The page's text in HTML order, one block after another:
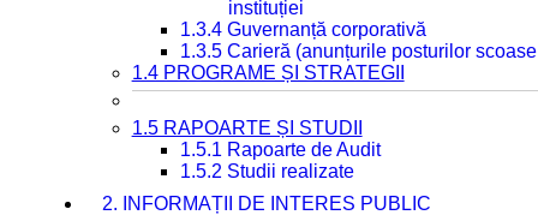
instituției
1.3.4 Guvernanță corporativă
1.3.5 Carieră (anunțurile posturilor
1.4 PROGRAME ȘI STRATEGII
1.5 RAPOARTE ȘI STUDII
1.5.1 Rapoarte de Audit
1.5.2 Studii realizate
2. INFORMAȚII DE INTERES PUBLIC